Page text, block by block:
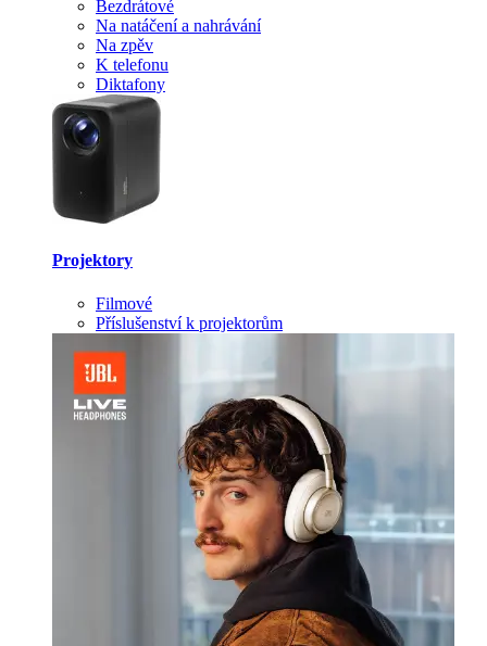
Bezdrátové
Na natáčení a nahrávání
Na zpěv
K telefonu
Diktafony
Projektory
Filmové
Příslušenství k projektorům